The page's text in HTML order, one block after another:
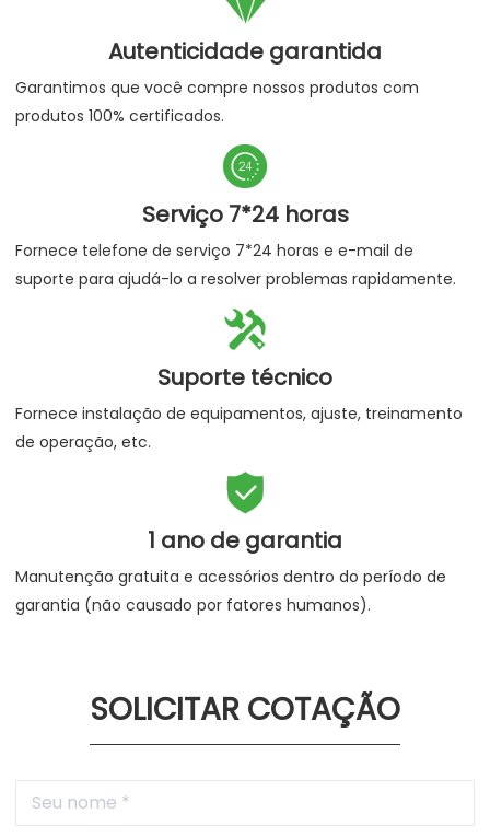
Autenticidade garantida
Garantimos que você compre nossos produtos com
produtos 100% certificados.

Serviço 7*24 horas
Fornece telefone de serviço 7*24 horas e e-mail de
suporte para ajudá-lo a resolver problemas rapidamente.

Suporte técnico
Fornece instalação de equipamentos, ajuste, treinamento
de operação, etc.

1 ano de garantia
Manutenção gratuita e acessórios dentro do período de
garantia (não causado por fatores humanos).
SOLICITAR COTAÇÃO